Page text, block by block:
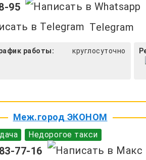
95
Telegram
работы: круглосуточно
Меж.город ЭКОНОМ
Недорогое такси
77-16